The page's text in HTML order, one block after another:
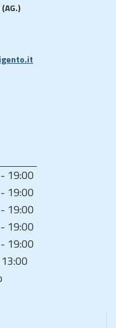
19:00
19:00
19:00
19:00
19:00